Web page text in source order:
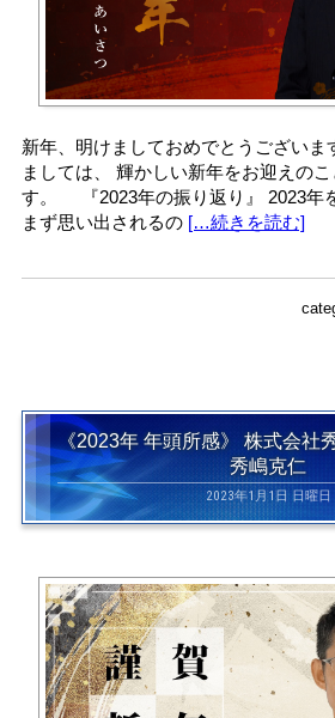
新年、明けましておめでとうございま
ましては、 輝かしい新年をお迎えの
す。 『2023年の振り返り』 2023年
まず思い出されるの […続きを読む]
《2023年 年頭所感》 株式会社
秀嶋克仁
2023年1月1日 日曜日